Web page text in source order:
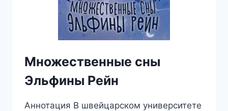
Множественные сны
Эльфины Рейн
Аннотация В швейцарском университете